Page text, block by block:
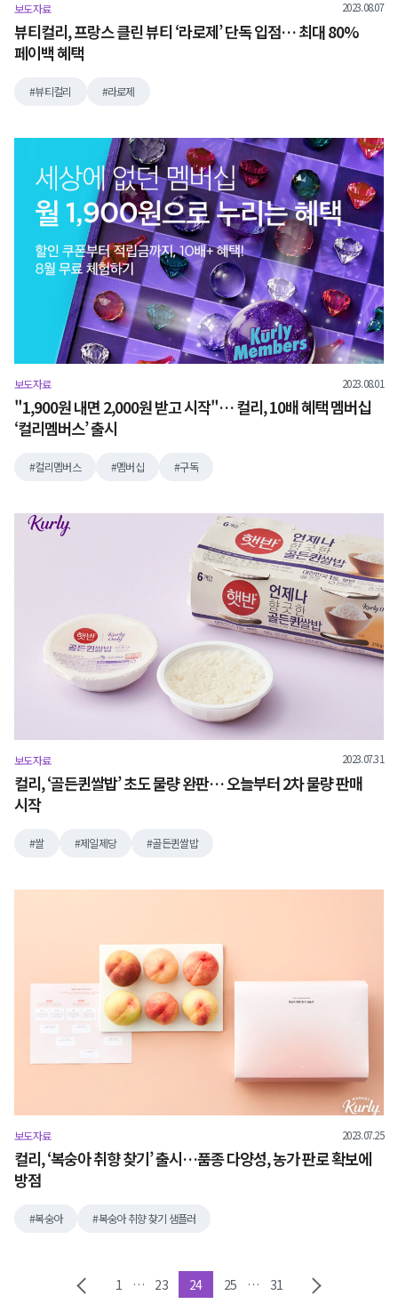
보도자료 2023.08.07
뷰티컬리, 프랑스 클린 뷰티 ‘라로제’ 단독 입점… 최대 80%
페이백 혜택
뷰티컬리 라로제
보도자료 2023.08.01
"1,900원 내면 2,000원 받고 시작"… 컬리, 10배 혜택 멤버십
‘컬리멤버스’ 출시
컬리멤버스 멤버십 구독
보도자료 2023.07.31
컬리, ‘골든퀸쌀밥’ 초도 물량 완판… 오늘부터 2차 물량 판매
시작
쌀 제일제당 골든퀸쌀밥
보도자료 2023.07.25
컬리, ‘복숭아 취향 찾기’ 출시…품종 다양성, 농가 판로 확보에
방점
복숭아 복숭아 취향 찾기 샘플러
1 … 23 24 25 … 31